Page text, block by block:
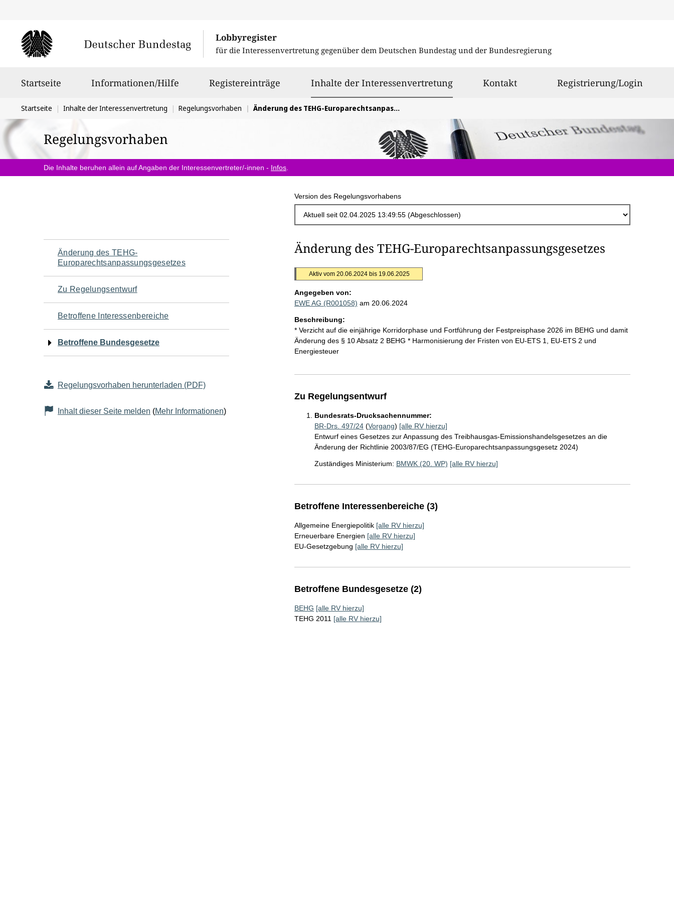
Lobbyregister
für die Interessenvertretung gegenüber dem Deutschen Bundestag und der Bundesregierung
Startseite Informationen/Hilfe Registereinträge Inhalte der Interessenvertretungausgewählt
Kontakt Registrierung/Login
Sie
befinden
sich
hier:
Startseite Inhalte der Interessenvertretung Regelungsvorhaben Änderung des TEHG-Europarechtsanpassungsgesetzes
Regelungsvorhaben
Die Inhalte beruhen allein auf Angaben der Interessenvertreter/-innen - Infos
Version des Regelungsvorhabens
Navigation
für
den
Seiteninhalt
Änderung des TEHG-
Europarechtsanpassungsgesetzes
Zu Regelungsentwurf
Betroffene Interessenbereiche
Betroffene Bundesgesetze
Regelungsvorhaben herunterladen (PDF)
Inhalt dieser Seite melden (Mehr Informationen)
Änderung des TEHG-Europarechtsanpassungsgesetzes
Aktiv vom 20.06.2024 bis 19.06.2025
Angegeben von:
EWE AG (R001058) am 20.06.2024
Beschreibung:
* Verzicht auf die einjährige Korridorphase und Fortführung der Festpreisphase 2026 im BEHG und damit
Änderung des § 10 Absatz 2 BEHG * Harmonisierung der Fristen von EU-ETS 1, EU-ETS 2 und
Energiesteuer
Zu Regelungsentwurf
Bundesrats-Drucksachennummer:
BR-Drs. 497/24(Vorgang) [alle RV hierzu]
Entwurf eines Gesetzes zur Anpassung des Treibhausgas-Emissionshandelsgesetzes an die
Änderung der Richtlinie 2003/87/EG (TEHG-Europarechtsanpassungsgesetz 2024)
Zuständiges Ministerium: BMWK (20. WP) [alle RV hierzu]
Betroffene Interessenbereiche (3)
Allgemeine Energiepolitik [alle RV hierzu]
Erneuerbare Energien [alle RV hierzu]
EU-Gesetzgebung [alle RV hierzu]
Betroffene Bundesgesetze (2)
BEHG [alle RV hierzu]
TEHG 2011 [alle RV hierzu]